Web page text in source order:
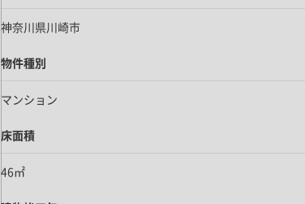
神奈川県川崎市
物件種別
マンション
床面積
46㎡